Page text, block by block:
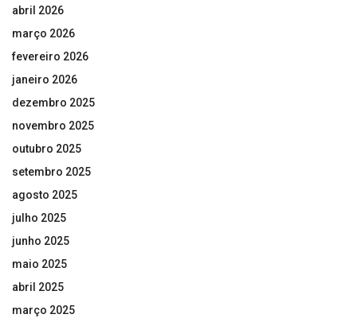
abril 2026
março 2026
fevereiro 2026
janeiro 2026
dezembro 2025
novembro 2025
outubro 2025
setembro 2025
agosto 2025
julho 2025
junho 2025
maio 2025
abril 2025
março 2025